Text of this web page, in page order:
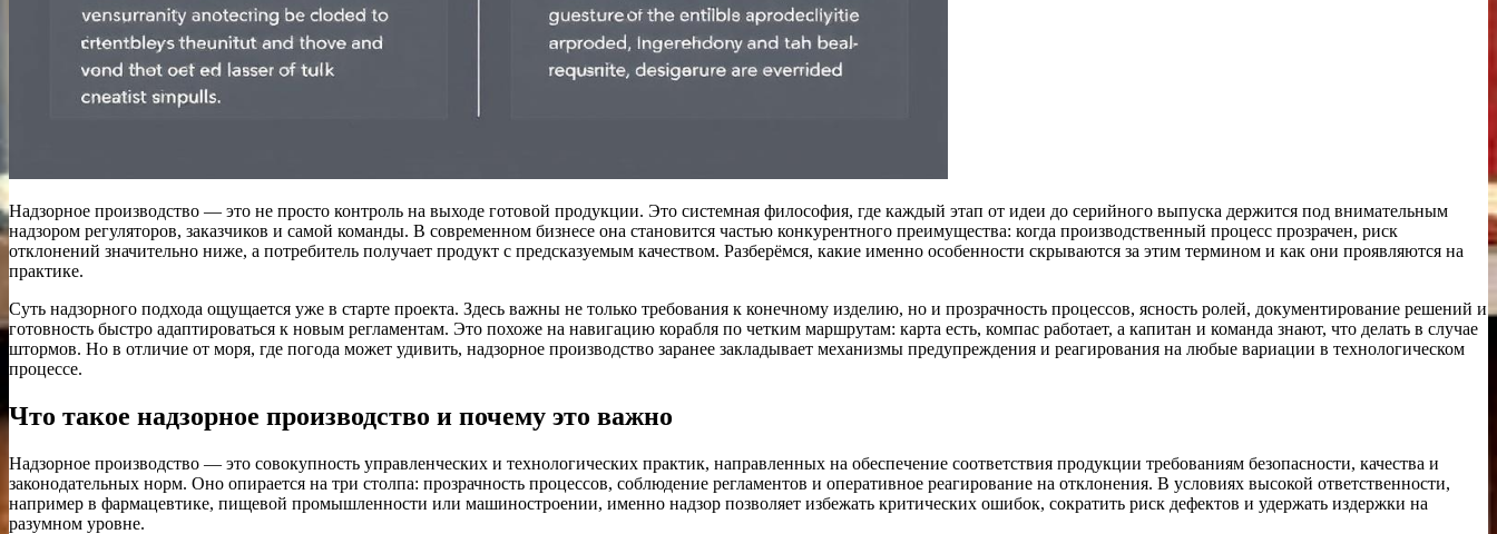
Надзорное производство — это не просто контроль на выходе готовой продукции. Это системная философия, где каждый этап от идеи до серийного выпуска держится под внимательным
надзором регуляторов, заказчиков и самой команды. В современном бизнесе она становится частью конкурентного преимущества: когда производственный процесс прозрачен, риск
отклонений значительно ниже, а потребитель получает продукт с предсказуемым качеством. Разберёмся, какие именно особенности скрываются за этим термином и как они проявляются на
практике.
Суть надзорного подхода ощущается уже в старте проекта. Здесь важны не только требования к конечному изделию, но и прозрачность процессов, ясность ролей, документирование решений и
готовность быстро адаптироваться к новым регламентам. Это похоже на навигацию корабля по четким маршрутам: карта есть, компас работает, а капитан и команда знают, что делать в случае
штормов. Но в отличие от моря, где погода может удивить, надзорное производство заранее закладывает механизмы предупреждения и реагирования на любые вариации в технологическом
процессе.
Что такое надзорное производство и почему это важно
Надзорное производство — это совокупность управленческих и технологических практик, направленных на обеспечение соответствия продукции требованиям безопасности, качества и
законодательных норм. Оно опирается на три столпа: прозрачность процессов, соблюдение регламентов и оперативное реагирование на отклонения. В условиях высокой ответственности,
например в фармацевтике, пищевой промышленности или машиностроении, именно надзор позволяет избежать критических ошибок, сократить риск дефектов и удержать издержки на
разумном уровне.